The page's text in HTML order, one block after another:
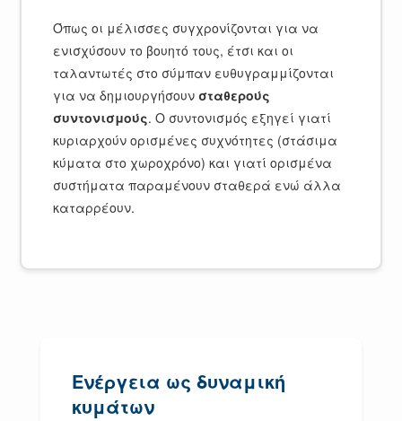
Όπως οι μέλισσες συγχρονίζονται για να
ενισχύσουν το βουητό τους, έτσι και οι
ταλαντωτές στο σύμπαν ευθυγραμμίζονται
για να δημιουργήσουν σταθερούς
συντονισμούς. Ο συντονισμός εξηγεί γιατί
κυριαρχούν ορισμένες συχνότητες (στάσιμα
κύματα στο χωροχρόνο) και γιατί ορισμένα
συστήματα παραμένουν σταθερά ενώ άλλα
καταρρέουν.
Ενέργεια ως δυναμική
κυμάτων